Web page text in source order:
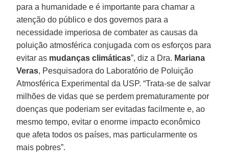
para a humanidade e é importante para chamar a
atenção do público e dos governos para a
necessidade imperiosa de combater as causas da
poluição atmosférica conjugada com os esforços para
evitar as mudanças climáticas”, diz a Dra. Mariana
Veras, Pesquisadora do Laboratório de Poluição
Atmosférica Experimental da USP. “Trata-se de salvar
milhões de vidas que se perdem prematuramente por
doenças que poderiam ser evitadas facilmente e, ao
mesmo tempo, evitar o enorme impacto econômico
que afeta todos os países, mas particularmente os
mais pobres”.